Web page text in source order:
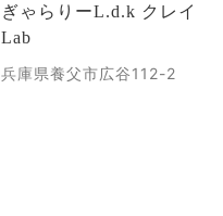
ぎゃらりーL.d.k クレイ
Lab
兵庫県養父市広谷112-2